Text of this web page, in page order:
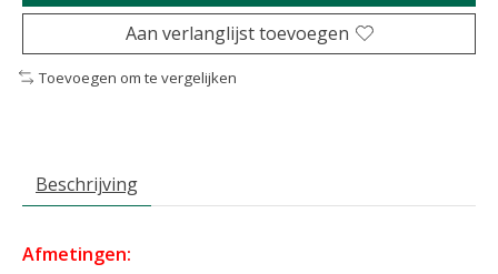
Aan verlanglijst toevoegen
Toevoegen om te vergelijken
Beschrijving
Afmetingen: